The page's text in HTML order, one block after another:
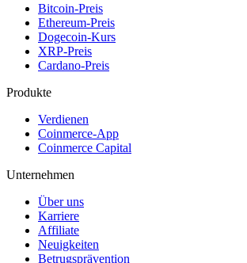
Bitcoin-Preis
Ethereum-Preis
Dogecoin-Kurs
XRP-Preis
Cardano-Preis
Produkte
Verdienen
Coinmerce-App
Coinmerce Capital
Unternehmen
Über uns
Karriere
Affiliate
Neuigkeiten
Betrugsprävention